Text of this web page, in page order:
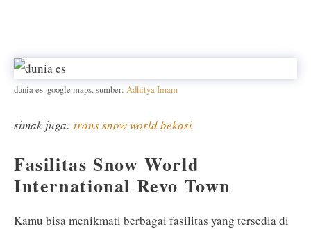
dunia es. google maps. sumber: Adhitya Imam
simak juga: trans snow world bekasi
Fasilitas Snow World
International Revo Town
Kamu bisa menikmati berbagai fasilitas yang tersedia di